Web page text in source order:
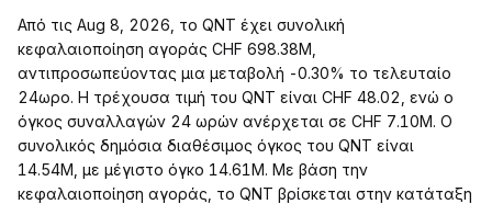
Από τις Aug 8, 2026, το QNT έχει συνολική
κεφαλαιοποίηση αγοράς CHF 698.38M,
αντιπροσωπεύοντας μια μεταβολή -0.30% το τελευταίο
24ωρο. Η τρέχουσα τιμή του QNT είναι CHF 48.02, ενώ ο
όγκος συναλλαγών 24 ωρών ανέρχεται σε CHF 7.10M. Ο
συνολικός δημόσια διαθέσιμος όγκος του QNT είναι
14.54M, με μέγιστο όγκο 14.61M. Με βάση την
κεφαλαιοποίηση αγοράς, το QNT βρίσκεται στην κατάταξη